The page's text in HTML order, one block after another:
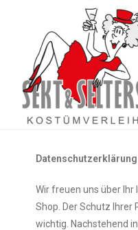
Datenschutzerklärung
Wir freuen uns über Ihr
Shop. Der Schutz
wichtig. Nachstehend